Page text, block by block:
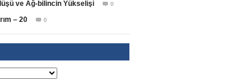
ve Ağ-bilincin Yükselişi
 0
– 20  0